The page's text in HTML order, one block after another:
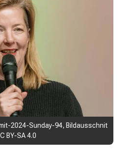
2024-Sunday-94, Bildausschnit
BY-SA 4.0